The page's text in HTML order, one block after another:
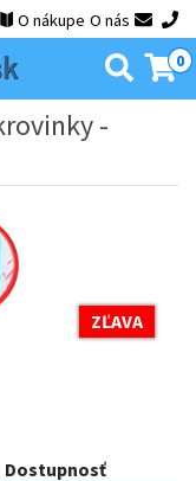
O nákupe O nás
0
-
ZĽAVA
Dostupnosť